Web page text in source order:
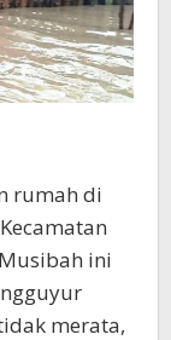
rumah di
ini
merata,